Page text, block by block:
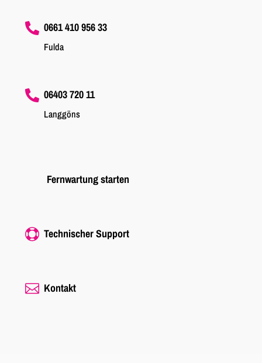
 0661 410 956 33
Fulda
 06403 720 11
Langgöns
Fernwartung starten
 Technischer Support
 Kontakt